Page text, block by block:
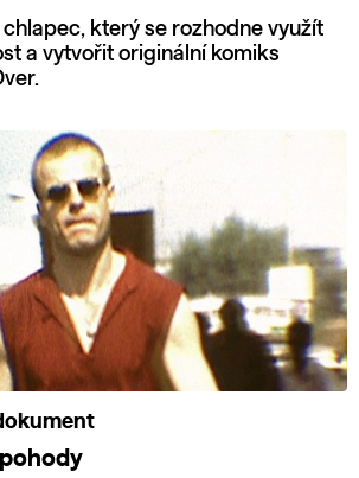
který se rozhodne využít
a vytvořit originální komiks